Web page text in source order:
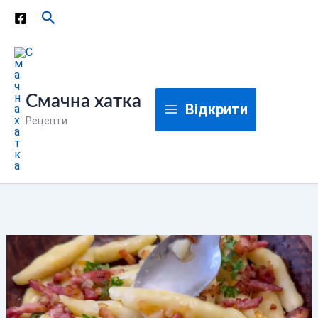
Перейти
вмісту
Пошук
Смачна хатка
Рецепти
Відкрити